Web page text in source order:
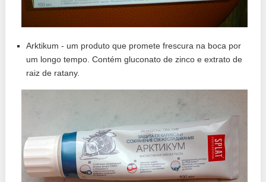
Arktikum - um produto que promete frescura na boca por
um longo tempo. Contém gluconato de zinco e extrato de
raiz de ratany.